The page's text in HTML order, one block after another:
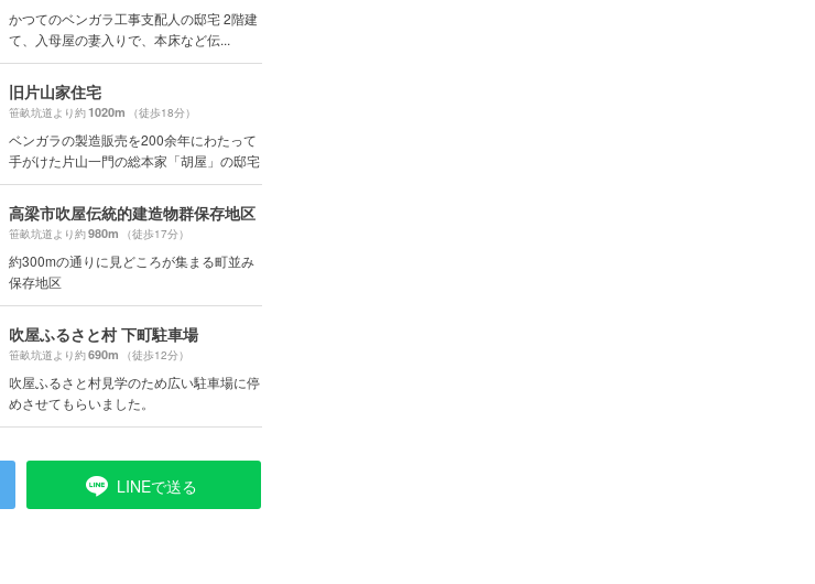
かつてのベンガラ工事支配人の邸宅 2階建
て、入母屋の妻入りで、本床など伝...
旧片山家住宅
笹畝坑道より約1020m （徒歩18分）
ベンガラの製造販売を200余年にわたって
手がけた片山一門の総本家「胡屋」の邸宅
高梁市吹屋伝統的建造物群保存地区
笹畝坑道より約980m （徒歩17分）
約300mの通りに見どころが集まる町並み
保存地区
吹屋ふるさと村 下町駐車場
笹畝坑道より約690m （徒歩12分）
吹屋ふるさと村見学のため広い駐車場に停
めさせてもらいました。
LINEで送る